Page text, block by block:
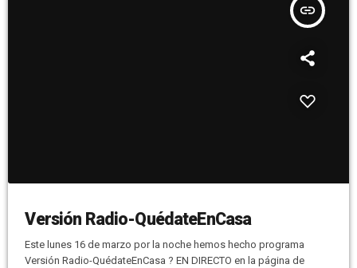
insert_link
Versión Radio-QuédateEnCasa
Este lunes 16 de marzo por la noche hemos hecho programa
Versión Radio-QuédateEnCasa ? EN DIRECTO en la página de